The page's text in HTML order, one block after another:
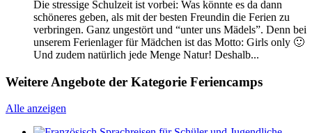
Die stressige Schulzeit ist vorbei: Was könnte es da dann
schöneres geben, als mit der besten Freundin die Ferien zu
verbringen. Ganz ungestört und “unter uns Mädels”. Denn bei
unserem Ferienlager für Mädchen ist das Motto: Girls only 🙂
Und zudem natürlich jede Menge Natur! Deshalb...
Weitere Angebote der Kategorie Feriencamps
Alle anzeigen